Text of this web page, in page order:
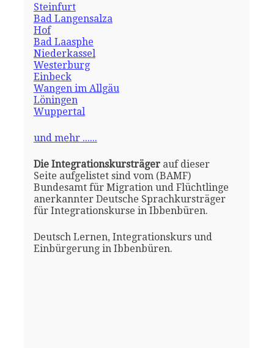
Steinfurt
Bad Langensalza
Hof
Bad Laasphe
Niederkassel
Westerburg
Einbeck
Wangen im Allgäu
Löningen
Wuppertal
und mehr ......
Die Integrationskursträgerauf dieser
Seite aufgelistet sind vom (BAMF)
Bundesamt für Migration und Flüchtlinge
anerkannter Deutsche Sprachkursträger
für Integrationskurse in Ibbenbüren.
Deutsch Lernen, Integrationskurs und
Einbürgerung in Ibbenbüren.